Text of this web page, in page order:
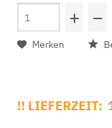
+ −
Merken
!! LIEFERZEIT: